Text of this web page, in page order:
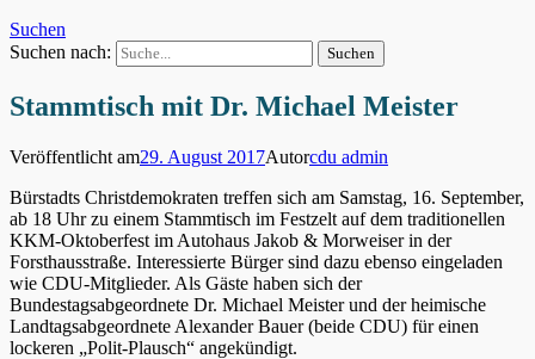
Suchen
Suchen nach:
Stammtisch mit Dr. Michael Meister
Veröffentlicht am29. August 2017Autorcdu admin
Bürstadts Christdemokraten treffen sich am Samstag, 16. September,
ab 18 Uhr zu einem Stammtisch im Festzelt auf dem traditionellen
KKM-Oktoberfest im Autohaus Jakob & Morweiser in der
Forsthausstraße. Interessierte Bürger sind dazu ebenso eingeladen
wie CDU-Mitglieder. Als Gäste haben sich der
Bundestagsabgeordnete Dr. Michael Meister und der heimische
Landtagsabgeordnete Alexander Bauer (beide CDU) für einen
lockeren „Polit-Plausch“ angekündigt.